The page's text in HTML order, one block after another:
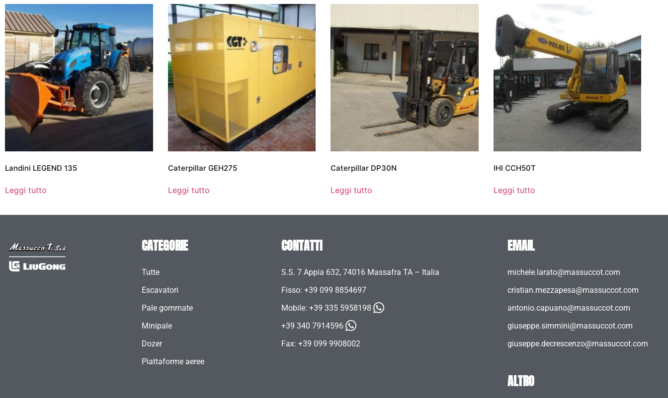
Landini LEGEND 135
Leggi tutto
Caterpillar GEH275
Leggi tutto
Caterpillar DP30N
Leggi tutto
IHI CCH50T
Leggi tutto
CATEGORIE
Tutte
Escavatori
Pale gommate
Minipale
Dozer
Piattaforme aeree
CONTATTI
S.S. 7 Appia 632, 74016 Massafra TA – Italia
Fisso: +39 099 8854697
Mobile: +39 335 5958198
+39 340 7914596
Fax: +39 099 9908002
EMAIL
michele.larato@massuccot.com
cristian.mezzapesa@massuccot.com
antonio.capuano@massuccot.com
giuseppe.simmini@massuccot.com
giuseppe.decrescenzo@massuccot.com
ALTRO